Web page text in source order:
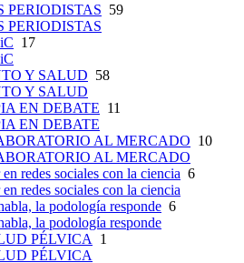
PERIODISTAS 59
PERIODISTAS
17
Y SALUD 58
Y SALUD
EN DEBATE 11
EN DEBATE
AL MERCADO 10
AL MERCADO
redes sociales con la ciencia 6
redes sociales con la ciencia
la podología responde 6
la podología responde
PÉLVICA
1
PÉLVICA